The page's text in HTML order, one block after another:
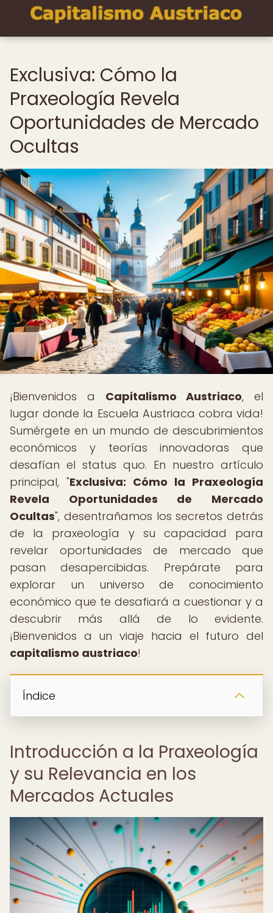
Exclusiva: Cómo la
Praxeología Revela
Oportunidades de Mercado
Ocultas
¡Bienvenidos a Capitalismo Austriaco, el
lugar donde la Escuela Austriaca cobra vida!
Sumérgete en un mundo de descubrimientos
económicos y teorías innovadoras que
desafían el status quo. En nuestro artículo
principal, "Exclusiva: Cómo la Praxeología
Revela Oportunidades de Mercado
Ocultas", desentrañamos los secretos detrás
de la praxeología y su capacidad para
revelar oportunidades de mercado que
pasan desapercibidas. Prepárate para
explorar un universo de conocimiento
económico que te desafiará a cuestionar y a
descubrir más allá de lo evidente.
¡Bienvenidos a un viaje hacia el futuro del
capitalismo austriaco!
Índice
Introducción a la Praxeología
y su Relevancia en los
Mercados Actuales